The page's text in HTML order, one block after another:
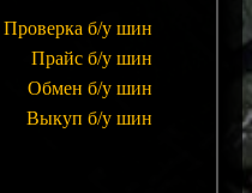
Проверка б/у шин
Прайс б/у шин
Обмен б/у шин
Выкуп б/у шин